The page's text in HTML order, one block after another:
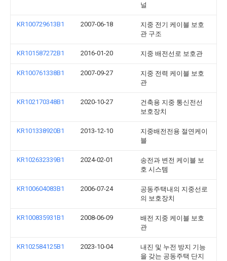
널
KR100729613B1 2007-06-18
지중 전기 케이블 보호
관 구조
KR101587272B1 2016-01-20 지중 배전선로 보호관
KR100761338B1 2007-09-27
지중 전력 케이블 보호
관
KR102170348B1 2020-10-27
건축용 지중 통신전선
보호장치
KR101338920B1 2013-12-10
지중배전전용 절연케이
블
KR102632339B1 2024-02-01
송전과 변전 케이블 보
호 시스템
KR100604083B1 2006-07-24
공동주택내의 지중선로
의 보호장치
KR100835931B1 2008-06-09
배전 지중 케이블 보호
관
KR102584125B1 2023-10-04
내진 및 누전 방지 기능
을 갖는 공동주택 단지